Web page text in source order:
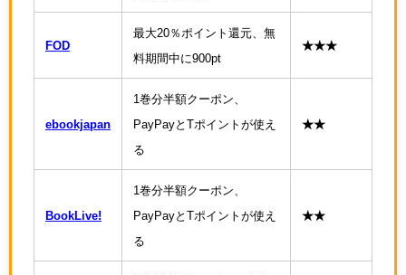
FOD
最大20％ポイント還元、無
料期間中に900pt
★★★
ebookjapan
1巻分半額クーポン、
PayPayとTポイントが使え
る
★★
BookLive!
1巻分半額クーポン、
PayPayとTポイントが使え
る
★★